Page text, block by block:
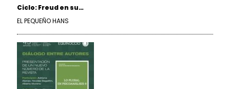
Ciclo: Freud en su…
EL PEQUEÑO HANS